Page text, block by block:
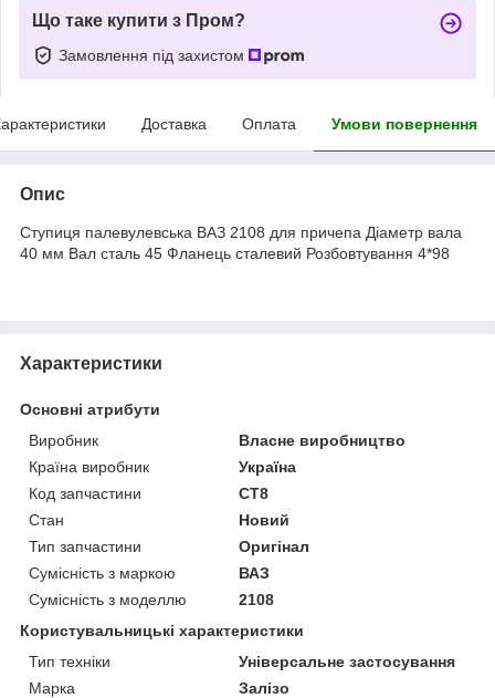
Що таке купити з Пром?
Замовлення під захистом
Доставка Оплата Умови повернення
Опис
Ступиця палевулевська ВАЗ 2108 для причепа Діаметр вала
40 мм Вал сталь 45 Фланець сталевий Розбовтування 4*98
Характеристики
Основні атрибути
Виробник
Власне виробництво
Країна виробник
Україна
Код запчастини
СТ8
Стан
Новий
Тип запчастини
Оригінал
Сумісність з маркою
ВАЗ
Сумісність з моделлю
2108
Користувальницькі характеристики
Тип техніки
Універсальне застосування
Марка
Залізо